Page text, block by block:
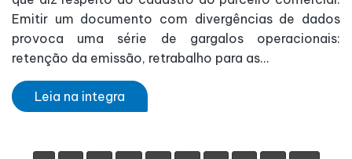
Emitir um documento com divergências de dados
provoca uma série de gargalos operacionais:
retenção da emissão, retrabalho para as...
Leia na integra